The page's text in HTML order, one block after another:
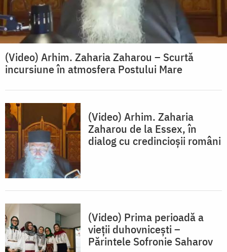
(Video) Arhim. Zaharia Zaharou – Scurtă
incursiune în atmosfera Postului Mare
(Video) Arhim. Zaharia
Zaharou de la Essex, în
dialog cu credincioșii români
(Video) Prima perioadă a
vieții duhovnicești –
Părintele Sofronie Saharov